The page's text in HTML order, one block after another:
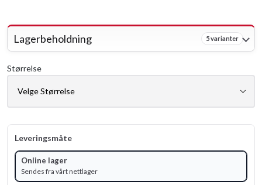
Lagerbeholdning 5 varianter
Størrelse
Leveringsmåte
Online lager
Sendes fra vårt nettlager